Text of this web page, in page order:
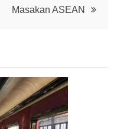
Masakan ASEAN